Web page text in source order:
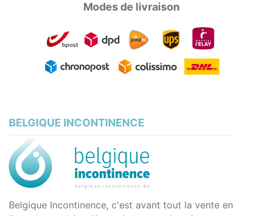
Modes de livraison
BELGIQUE INCONTINENCE
Belgique Incontinence, c'est avant tout la vente en